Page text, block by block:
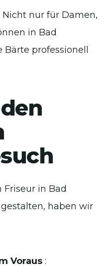
Nicht nur für Damen,
in Bad
professionell
in Bad
haben wir
Voraus :